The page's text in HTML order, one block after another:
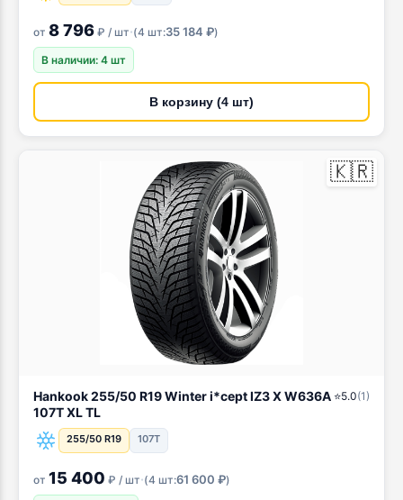
от 8 796 ₽ / шт·(4 шт:35 184 ₽)
В наличии: 4 шт
В корзину (4 шт)
🇰🇷
Hankook 255/50 R19 Winter i*cept IZ3 X W636A
107T XL TL
⭐5.0(1)
255/50 R19 107T
от 15 400 ₽ / шт·(4 шт:61 600 ₽)